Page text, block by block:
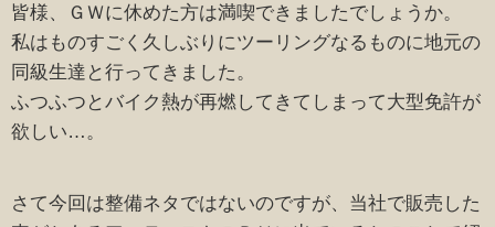
皆様、ＧＷに休めた方は満喫できましたでしょうか。
私はものすごく久しぶりにツーリングなるものに地元の
同級生達と行ってきました。
ふつふつとバイク熱が再燃してきてしまって大型免許が
欲しい…。
さて今回は整備ネタではないのですが、当社で販売した